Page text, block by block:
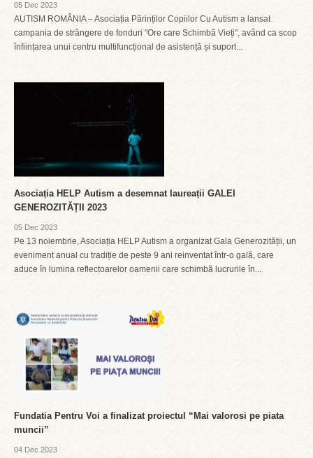
05 Dec 2023
AUTISM ROMÂNIA – Asociația Părinților Copiilor Cu Autism a lansat
campania de strângere de fonduri "Ore care Schimbă Vieți", având ca scop
înființarea unui centru multifuncțional de asistență și suport...
Asociația HELP Autism a desemnat laureații GALEI
GENEROZITĂȚII 2023
05 Dec 2023
Pe 13 noiembrie, Asociația HELP Autism a organizat Gala Generozității, un
eveniment anual cu tradiție de peste 9 ani reinventat într-o gală, care
aduce în lumina reflectoarelor oamenii care schimbă lucrurile în...
Fundatia Pentru Voi a finalizat proiectul “Mai valorosi pe piata
muncii”
04 Dec 2023